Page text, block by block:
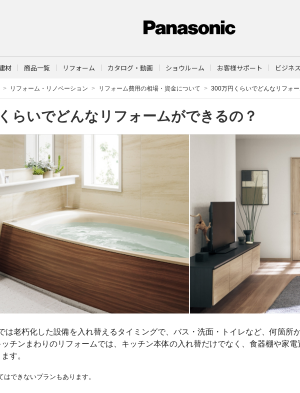
材 商品一覧 リフォーム カタログ・動画 ショウルーム お客様サポート ビジネ
リフォーム・リノベーション リフォーム費用の相場・資金について 300万円くらいでどんなリフォ
らいでどんなリフォームができるの？
は老朽化した設備を入れ替えるタイミングで、バス・洗面・トイレなど、何箇所
チンまわりのリフォームでは、キッチン本体の入れ替だけでなく、食器棚や家
す。
はできないプランもあります。